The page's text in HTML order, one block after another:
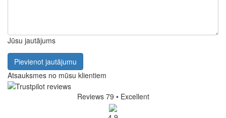
FAQ (La Pavoni New Kube Mill
| elektriskā kafijas dzirnaviņas)